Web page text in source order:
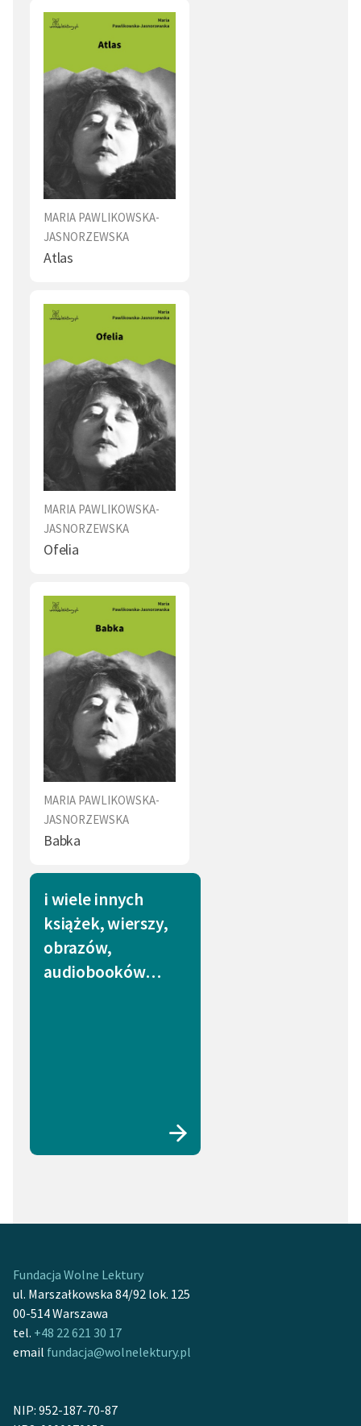
MARIA PAWLIKOWSKA-
JASNORZEWSKA
Atlas
MARIA PAWLIKOWSKA-
JASNORZEWSKA
Ofelia
MARIA PAWLIKOWSKA-
JASNORZEWSKA
Babka
i wiele innych
książek, wierszy,
obrazów,
audiobooków…
Fundacja Wolne Lektury
ul. Marszałkowska 84/92 lok. 125
00-514 Warszawa
tel. +48 22 621 30 17
email fundacja@wolnelektury.pl
NIP: 952-187-70-87